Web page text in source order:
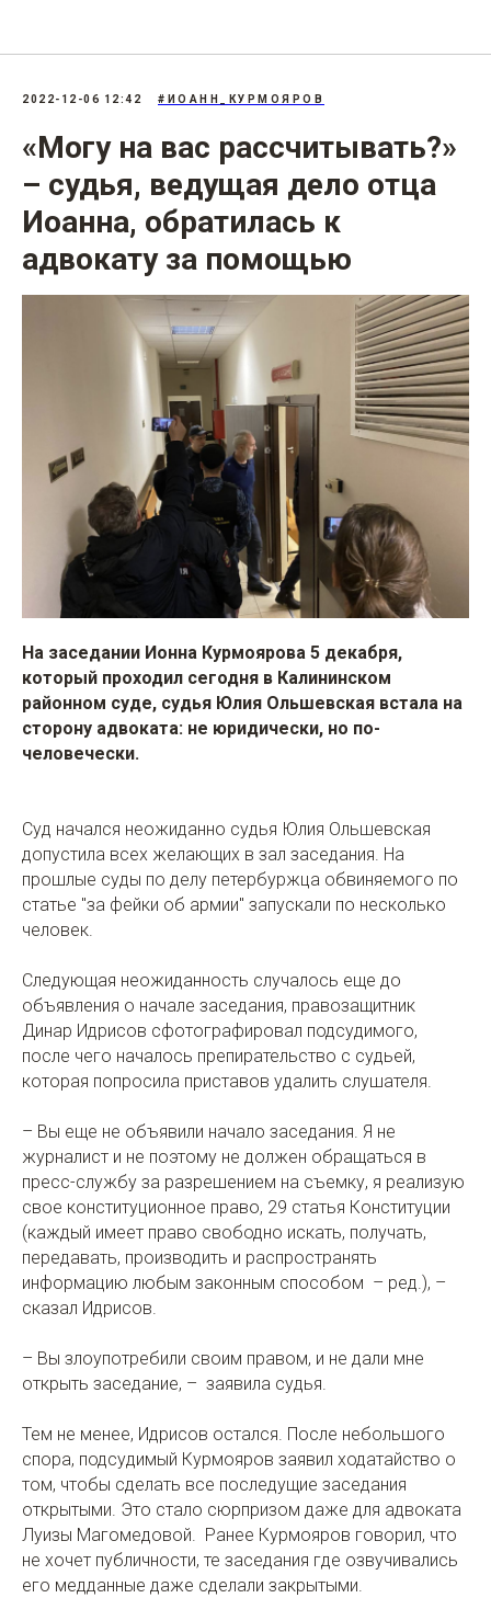
2022-12-06 12:42 #ИОАНН_КУРМОЯРОВ
«Могу на вас рассчитывать?»
– судья, ведущая дело отца
Иоанна, обратилась к
адвокату за помощью
На заседании Ионна Курмоярова 5 декабря,
который проходил сегодня в Калининском
районном суде, судья Юлия Ольшевская встала на
сторону адвоката: не юридически, но по-
человечески.
Суд начался неожиданно судья Юлия Ольшевская
допустила всех желающих в зал заседания. На
прошлые суды по делу петербуржца обвиняемого по
статье "за фейки об армии" запускали по несколько
человек.
Следующая неожиданность случалось еще до
объявления о начале заседания, правозащитник
Динар Идрисов сфотографировал подсудимого,
после чего началось препирательство с судьей,
которая попросила приставов удалить слушателя.
– Вы еще не объявили начало заседания. Я не
журналист и не поэтому не должен обращаться в
пресс-службу за разрешением на съемку, я реализую
свое конституционное право, 29 статья Конституции
(каждый имеет право свободно искать, получать,
передавать, производить и распространять
информацию любым законным способом – ред.), –
сказал Идрисов.
– Вы злоупотребили своим правом, и не дали мне
открыть заседание, – заявила судья.
Тем не менее, Идрисов остался. После небольшого
спора, подсудимый Курмояров заявил ходатайство о
том, чтобы сделать все последущие заседания
открытыми. Это стало сюрпризом даже для адвоката
Луизы Магомедовой. Ранее Курмояров говорил, что
не хочет публичности, те заседания где озвучивались
его медданные даже сделали закрытыми.